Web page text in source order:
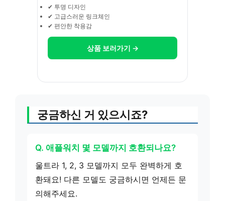
✔ 투명 디자인
✔ 고급스러운 링크체인
✔ 편안한 착용감
상품 보러가기 →
궁금하신 거 있으시죠?
Q. 애플워치 몇 모델까지 호환되나요?
울트라 1, 2, 3 모델까지 모두 완벽하게 호
환돼요! 다른 모델도 궁금하시면 언제든 문
의해주세요.